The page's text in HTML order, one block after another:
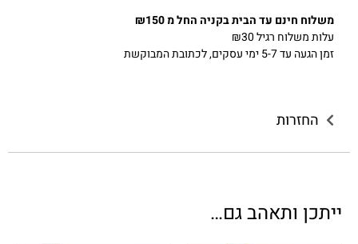
משלוח חינם עד הבית בקניה החל מ ₪150
עלות משלוח רגיל ₪30
זמן הגעה עד 5-7 ימי עסקים, לכתובת המבוקשת
החזרות
ייתכן ותאהב גם…